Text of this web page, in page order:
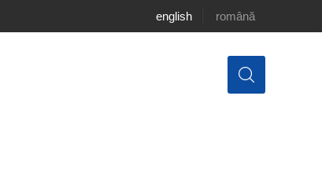
english română